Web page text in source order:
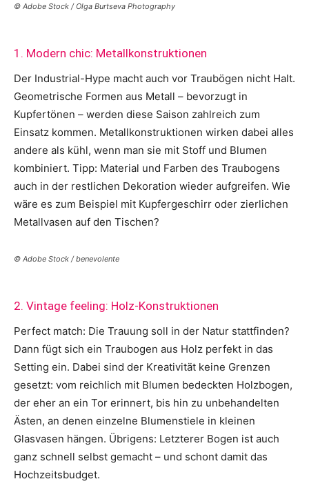
© Adobe Stock / Olga Burtseva Photography
1. Modern chic: Metallkonstruktionen
Der Industrial-Hype macht auch vor Traubögen nicht Halt.
Geometrische Formen aus Metall – bevorzugt in
Kupfertönen – werden diese Saison zahlreich zum
Einsatz kommen. Metallkonstruktionen wirken dabei alles
andere als kühl, wenn man sie mit Stoff und Blumen
kombiniert. Tipp: Material und Farben des Traubogens
auch in der restlichen Dekoration wieder aufgreifen. Wie
wäre es zum Beispiel mit Kupfergeschirr oder zierlichen
Metallvasen auf den Tischen?
© Adobe Stock / benevolente
2. Vintage feeling: Holz-Konstruktionen
Perfect match: Die Trauung soll in der Natur stattfinden?
Dann fügt sich ein Traubogen aus Holz perfekt in das
Setting ein. Dabei sind der Kreativität keine Grenzen
gesetzt: vom reichlich mit Blumen bedeckten Holzbogen,
der eher an ein Tor erinnert, bis hin zu unbehandelten
Ästen, an denen einzelne Blumenstiele in kleinen
Glasvasen hängen. Übrigens: Letzterer Bogen ist auch
ganz schnell selbst gemacht – und schont damit das
Hochzeitsbudget.